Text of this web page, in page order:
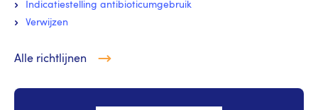
Indicatiestelling antibioticumgebruik
Verwijzen
Alle richtlijnen